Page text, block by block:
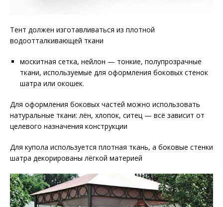
Тент должен изготавливаться из плотной
водоотталкивающей ткани
москитная сетка, нейлон — тонкие, полупрозрачные
ткани, используемые для оформления боковых стенок
шатра или окошек.
Для оформления боковых частей можно использовать
натуральные ткани: лён, хлопок, ситец — всё зависит от
целевого назначения конструкции
Для купола используется плотная ткань, а боковые стенки
шатра декорированы лёгкой материей